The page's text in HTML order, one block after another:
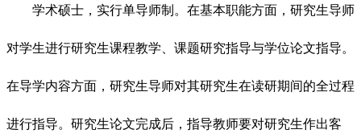
学术硕士，实行单导师制。在基本职能方面，研究生导师
对学生进行研究生课程教学、课题研究指导与学位论文指导。
在导学内容方面，研究生导师对其研究生在读研期间的全过程
进行指导。研究生论文完成后，指导教师要对研究生作出客